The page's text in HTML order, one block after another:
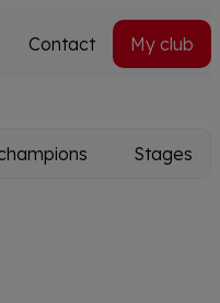
Contact
Utils
My club
Stages